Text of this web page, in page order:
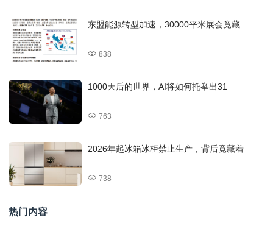
东盟能源转型加速，30000平米展会竟藏
838
1000天后的世界，AI将如何托举出31
763
2026年起冰箱冰柜禁止生产，背后竟藏着
738
热门内容